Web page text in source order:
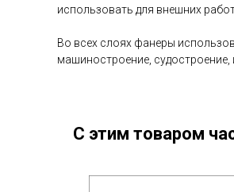
использовать для внешних
Во всех слоях фанеры
машиностроение, судостроение,
С этим товаром